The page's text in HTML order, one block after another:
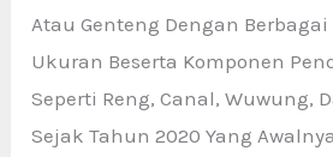
Atau Genteng Dengan Berbagai
Ukuran Beserta Komponen
Seperti Reng, Canal, Wuwung,
Sejak Tahun 2020 Yang